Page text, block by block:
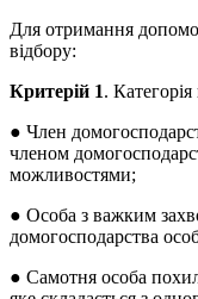
Для отримання
відбору:
Критерій 1. Категорія
● Член
членом
можливостями;
● Особа з важким
домогосподарства
● Самотня особа